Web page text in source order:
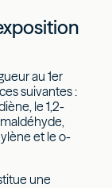
au 1er
suivantes :
le 1,2-
et le o-
une